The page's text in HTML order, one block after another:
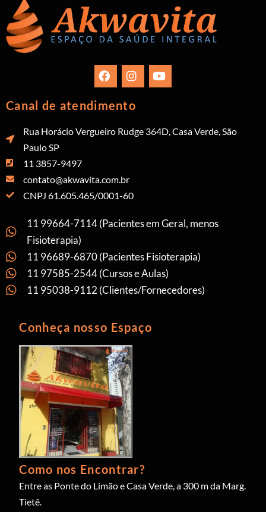
Canal de atendimento
Rua Horácio Vergueiro Rudge 364D, Casa Verde, São
Paulo SP
11 3857-9497
contato@akwavita.com.br
CNPJ 61.605.465/0001-60
11 99664-7114 (Pacientes em Geral, menos
Fisioterapia)
11 96689-6870 (Pacientes Fisioterapia)
11 97585-2544 (Cursos e Aulas)
11 95038-9112 (Clientes/Fornecedores)
Conheça nosso Espaço
Como nos Encontrar?
Entre as Ponte do Limão e Casa Verde, a 300 m da Marg.
Tietê.